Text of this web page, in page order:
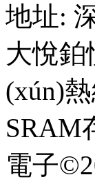
地址:
大悅鉑
(xún)
SRAM
電子